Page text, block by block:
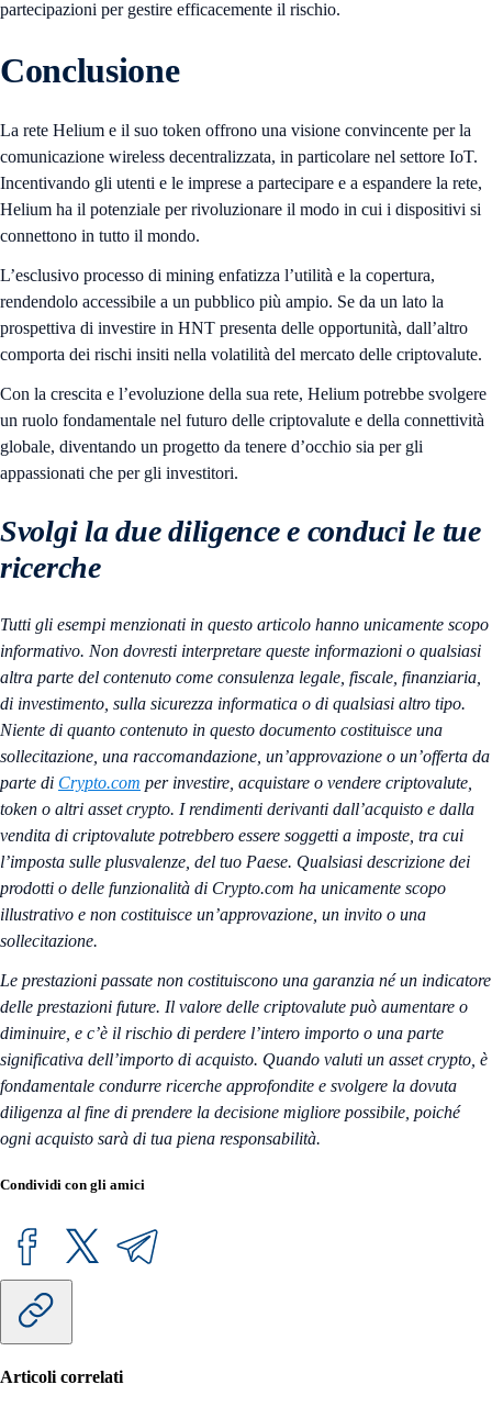
partecipazioni per gestire efficacemente il rischio.
Conclusione
La rete Helium e il suo token offrono una visione convincente per la
comunicazione wireless decentralizzata, in particolare nel settore IoT.
Incentivando gli utenti e le imprese a partecipare e a espandere la rete,
Helium ha il potenziale per rivoluzionare il modo in cui i dispositivi si
connettono in tutto il mondo.
L’esclusivo processo di mining enfatizza l’utilità e la copertura,
rendendolo accessibile a un pubblico più ampio. Se da un lato la
prospettiva di investire in HNT presenta delle opportunità, dall’altro
comporta dei rischi insiti nella volatilità del mercato delle criptovalute.
Con la crescita e l’evoluzione della sua rete, Helium potrebbe svolgere
un ruolo fondamentale nel futuro delle criptovalute e della connettività
globale, diventando un progetto da tenere d’occhio sia per gli
appassionati che per gli investitori.
Svolgi la due diligence e conduci le tue
ricerche
Tutti gli esempi menzionati in questo articolo hanno unicamente scopo
informativo. Non dovresti interpretare queste informazioni o qualsiasi
altra parte del contenuto come consulenza legale, fiscale, finanziaria,
di investimento, sulla sicurezza informatica o di qualsiasi altro tipo.
Niente di quanto contenuto in questo documento costituisce una
sollecitazione, una raccomandazione, un’approvazione o un’offerta da
parte di Crypto.com per investire, acquistare o vendere criptovalute,
token o altri asset crypto. I rendimenti derivanti dall’acquisto e dalla
vendita di criptovalute potrebbero essere soggetti a imposte, tra cui
l’imposta sulle plusvalenze, del tuo Paese. Qualsiasi descrizione dei
prodotti o delle funzionalità di Crypto.com ha unicamente scopo
illustrativo e non costituisce un’approvazione, un invito o una
sollecitazione.
Le prestazioni passate non costituiscono una garanzia né un indicatore
delle prestazioni future. Il valore delle criptovalute può aumentare o
diminuire, e c’è il rischio di perdere l’intero importo o una parte
significativa dell’importo di acquisto. Quando valuti un asset crypto, è
fondamentale condurre ricerche approfondite e svolgere la dovuta
diligenza al fine di prendere la decisione migliore possibile, poiché
ogni acquisto sarà di tua piena responsabilità.
Condividi con gli amici
Articoli correlati